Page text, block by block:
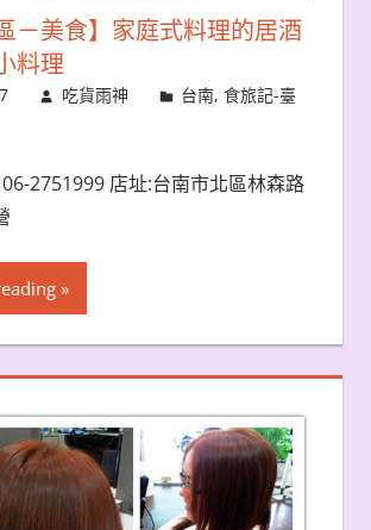
－美食】家庭式料理的居酒
料理
吃貨雨神 台南,食旅記-臺
2751999 店址:台南市北區林森路